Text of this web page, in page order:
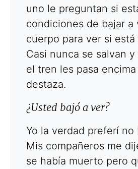
uno le preguntan si
condiciones de bajar a
cuerpo para ver si está
Casi nunca se salvan
el tren les pasa
destaza.
¿Usted bajó a ver?
Yo la verdad preferí no
Mis compañeros me
se había muerto pero